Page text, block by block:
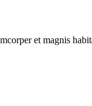
et magnis